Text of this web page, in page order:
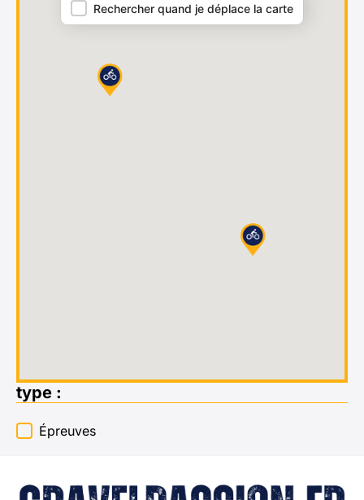
Rechercher quand je déplace la carte
type :
type :Épreuves